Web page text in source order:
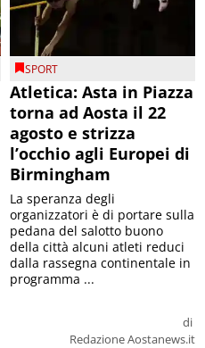
SPORT
Atletica: Asta in Piazza
torna ad Aosta il 22
agosto e strizza
l’occhio agli Europei di
Birmingham
di
Redazione Aostanews.it
La speranza degli
organizzatori è di portare sulla
pedana del salotto buono
della città alcuni atleti reduci
dalla rassegna continentale in
programma ...